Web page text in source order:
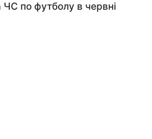
ЧС по футболу в червні